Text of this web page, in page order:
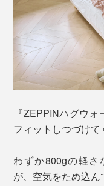
『ZEPPINハグウ
フィットしつづけて
わずか800gの軽
が、空気をため込ん